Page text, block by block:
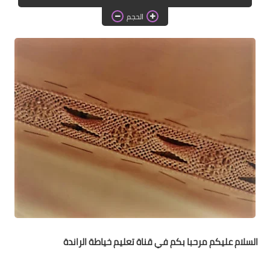
دروس الراندة للمبتدئات
اللباس التقليدي
الحجم
السلام عليكم مرحبا بكم في قناة تعليم خياطة الراندة